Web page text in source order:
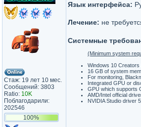
Стаж: 19 лет 10 мес.
Сообщений: 3803
Ratio: 10K
Поблагодарили:
202546
100%
Язык интерфейса:
Лечение: не
Системные
(Minimum system
Windows 10 Creators
16 GB of system
For monitoring,
Integrated GPU or
GPU which supports
AMD/Intel official
NVIDIA Studio driver